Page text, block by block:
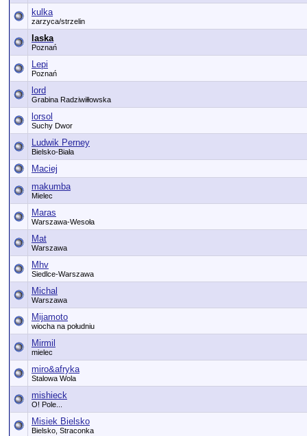
kulka
zarzyca/strzelin
laska
Poznań
Lepi
Poznań
lord
Grabina Radziwiłłowska
lorsol
Suchy Dwor
Ludwik Perney
Bielsko-Biała
Maciej
makumba
Mielec
Maras
Warszawa-Wesoła
Mat
Warszawa
Mhv
Siedlce-Warszawa
Michal
Warszawa
Mijamoto
wiocha na południu
Mirmil
mielec
miro&afryka
Stalowa Wola
mishieck
O! Pole...
Misiek Bielsko
Bielsko, Straconka